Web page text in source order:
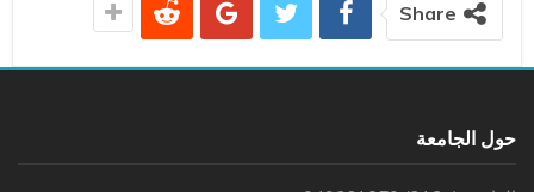
Share
حول الجامعة